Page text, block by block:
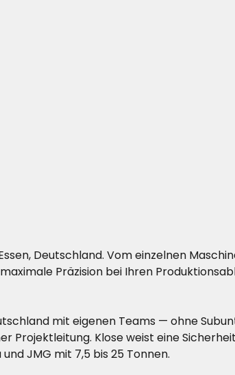
Deutschland. Vom einzelnen
Präzision bei Ihren
mit eigenen Teams — ohne
Projektleitung. Klose weist eine
JMG mit 7,5 bis 25 Tonnen.